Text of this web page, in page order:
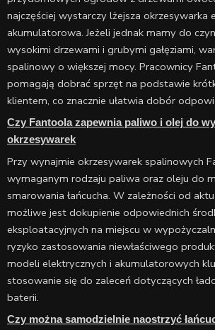
najczęściej wystarczy lżejsza okrzesywarka
akumulatorowa. Jeżeli jednak mamy do
wysokimi drzewami i grubymi gałęziami,
spalinowy o większej mocy. Pracownicy
pomagają dobrać sprzęt na podstawie
klientem, co znacznie ułatwia dobór
Czy Fantoola zapewnia paliwo i olej do
okrzesywarek
Przy wynajmie okrzesywarek spalinowych
wymaganym rodzaju paliwa oraz oleju do
smarowania łańcucha. W zależności od
możliwe jest dokupienie odpowiednich
eksploatacyjnych na miejscu w
ryzyko zastosowania niewłaściwego
modeli elektrycznych i akumulatorowych
stosowanie się do zaleceń dotyczących
baterii.
Czy można samodzielnie naostrzyć